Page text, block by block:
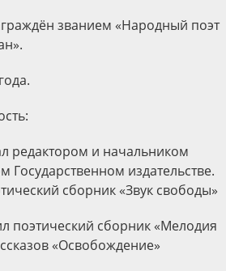
званием «Народный поэт
редактором и начальником
Государственном издательстве.
сборник «Звук свободы»
поэтический сборник «Мелодия
«Освобождение»